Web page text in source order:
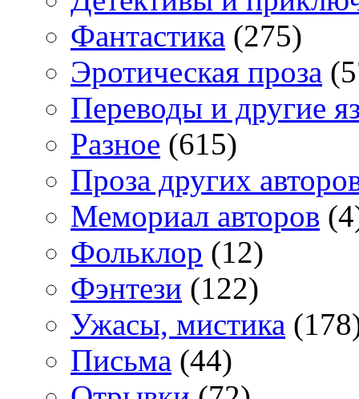
Фантастика (275)
Эротическая проза
Переводы и другие
Разное (615)
Проза других
Мемориал авторов
Фольклор (12)
Фэнтези (122)
Ужасы, мистика
Письма (44)